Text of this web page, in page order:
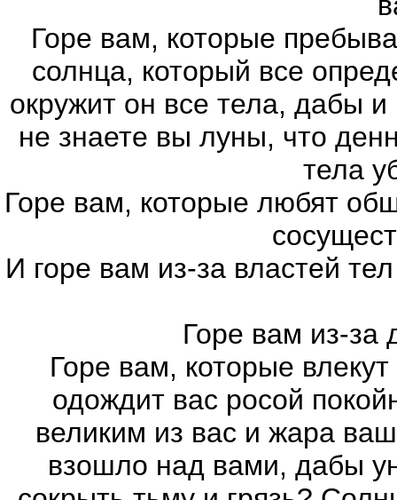
Горе вам, которые
солнца, который все
окружит он все тела, дабы и
не знаете вы луны, что
тела
Горе вам, которые любят
И горе вам из-за властей
Горе вам из-за
Горе вам, которые
одождит вас росой
великим из вас и жара
взошло над вами, дабы